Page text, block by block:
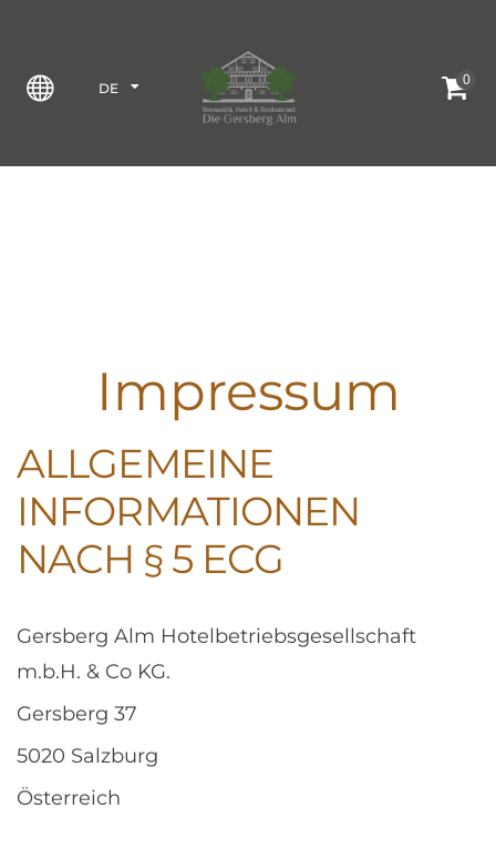
DE 0
Impressum
ALLGEMEINE
INFORMATIONEN
NACH § 5 ECG
Gersberg Alm Hotelbetriebsgesellschaft
m.b.H. & Co KG.
Gersberg 37
5020 Salzburg
Österreich